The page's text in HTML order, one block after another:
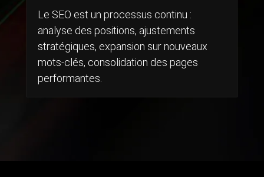
Le SEO est un processus continu :
analyse des positions, ajustements
stratégiques, expansion sur nouveaux
mots-clés, consolidation des pages
performantes.